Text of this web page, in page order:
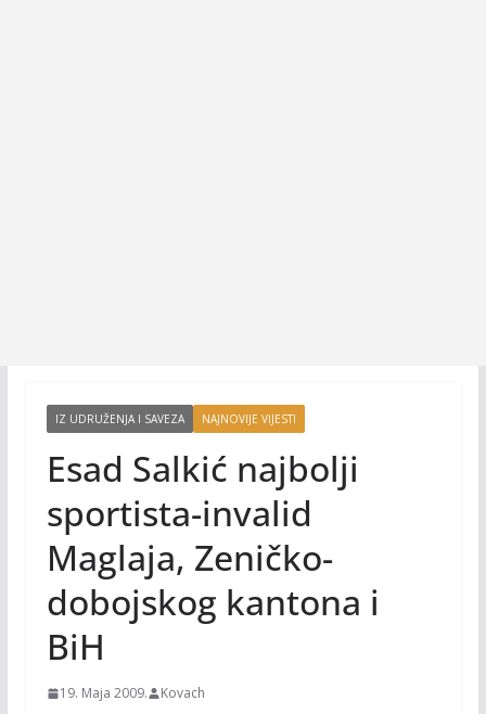
IZ UDRUŽENJA I SAVEZA NAJNOVIJE VIJESTI
Esad Salkić najbolji
sportista-invalid
Maglaja, Zeničko-
dobojskog kantona i
BiH
19. Maja 2009. Kovach